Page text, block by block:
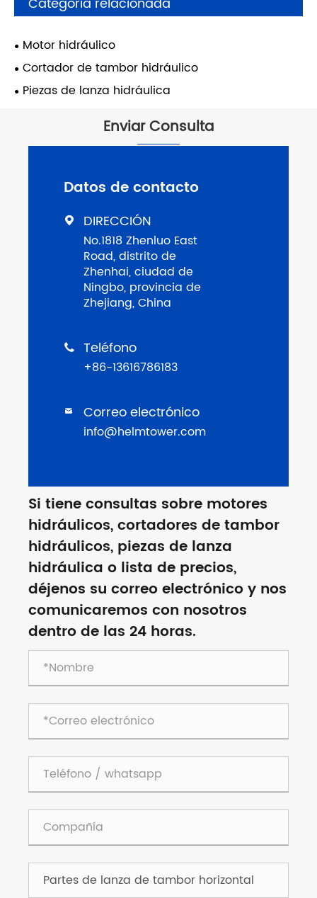
Motor hidráulico
Cortador de tambor hidráulico
Piezas de lanza hidráulica
Enviar Consulta
Datos de contacto
 DIRECCIÓN
No.1818 Zhenluo East
Road, distrito de
Zhenhai, ciudad de
Ningbo, provincia de
Zhejiang, China
 Teléfono
+86-13616786183
 Correo electrónico
info@helmtower.com
Si tiene consultas sobre motores
hidráulicos, cortadores de tambor
hidráulicos, piezas de lanza
hidráulica o lista de precios,
déjenos su correo electrónico y nos
comunicaremos con nosotros
dentro de las 24 horas.